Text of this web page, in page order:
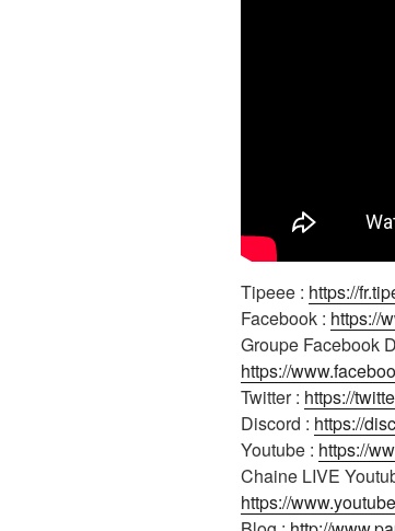
Tipeee : https://
Facebook : https://
Groupe Facebook
https://
Twitter : https://
Discord : https://
Youtube : https://
Chaine LIVE
https://